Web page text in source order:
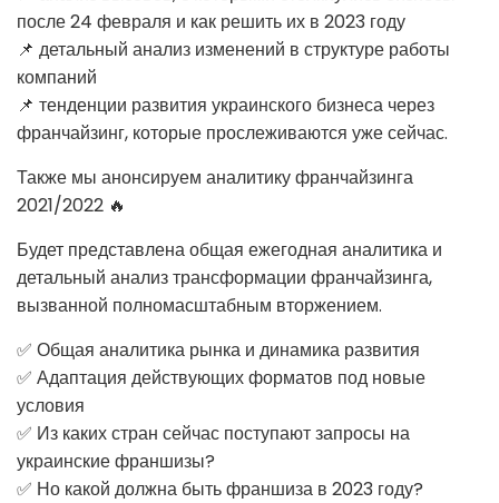
после 24 февраля и как решить их в 2023 году
📌 детальный анализ изменений в структуре работы
компаний
📌 тенденции развития украинского бизнеса через
франчайзинг, которые прослеживаются уже сейчас.
Также мы анонсируем аналитику франчайзинга
2021/2022 🔥
Будет представлена общая ежегодная аналитика и
детальный анализ трансформации франчайзинга,
вызванной полномасштабным вторжением.
✅ Общая аналитика рынка и динамика развития
✅ Адаптация действующих форматов под новые
условия
✅ Из каких стран сейчас поступают запросы на
украинские франшизы?
✅ Но какой должна быть франшиза в 2023 году?